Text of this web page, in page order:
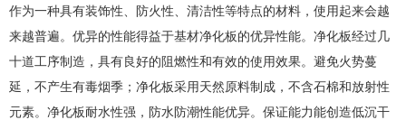
作为一种具有装饰性、防火性、清洁性等特点的材料，使用起来会越
来越普遍。优异的性能得益于基材净化板的优异性能。净化板经过几
十道工序制造，具有良好的阻燃性和有效的使用效果。避免火势蔓
延，不产生有毒烟季；净化板采用天然原料制成，不含石棉和放射性
元素。净化板耐水性强，防水防潮性能优异。保证能力能创造低沉干